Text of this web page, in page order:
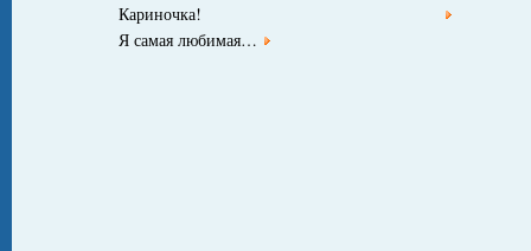
Кариночка!
Я самая любимая…